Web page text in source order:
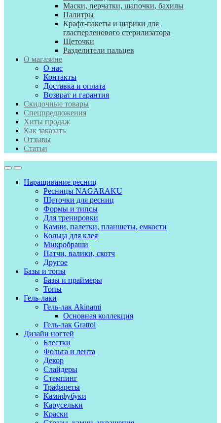
Маски, перчатки, шапочки, бахилы
Палитры
Крафт-пакеты и шарики для
гласперленового стерилизатора
Щеточки
Разделители пальцев
О магазине
О нас
Контакты
Доставка и оплата
Возврат и гарантия
Скидочные товары
Спецпредложения
Хиты продаж
Как заказать
Отзывы
Статьи
Наращивание ресниц
Ресницы NAGARAKU
Щеточки для ресниц
Формы и типсы
Для тренировки
Камни, палетки, планшеты, емкости
Кольца для клея
Микробраши
Патчи, валики, скотч
Другое
Базы и топы
Базы и праймеры
Топы
Гель-лаки
Гель-лак Akinami
Основная коллекция
Гель-лак Grattol
Дизайн ногтей
Блестки
Фольга и лента
Декор
Слайдеры
Стемпинг
Трафареты
Камифубуки
Карусельки
Краски